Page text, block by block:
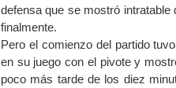
defensa que se mostró
finalmente.
Pero el comienzo del partido
en su juego con el pivote y
poco más tarde de los diez